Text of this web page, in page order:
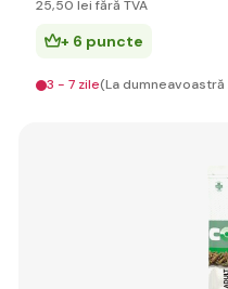
25,50 lei fără TVA
+ 6 puncte
3 - 7 zile(La dumneavoastră